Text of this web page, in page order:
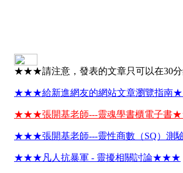
★★★請注意，發表的文章只可以在30
★★★給新進網友的網站文章瀏覽指
★★★張開基老師---靈魂學書櫃電子
★★★張開基老師---靈性商數（SQ）
★★★凡人抗暴軍 - 靈擾相關討論★★★